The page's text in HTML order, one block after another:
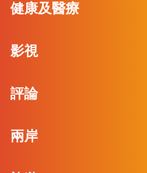
健康及醫療
影視
評論
兩岸